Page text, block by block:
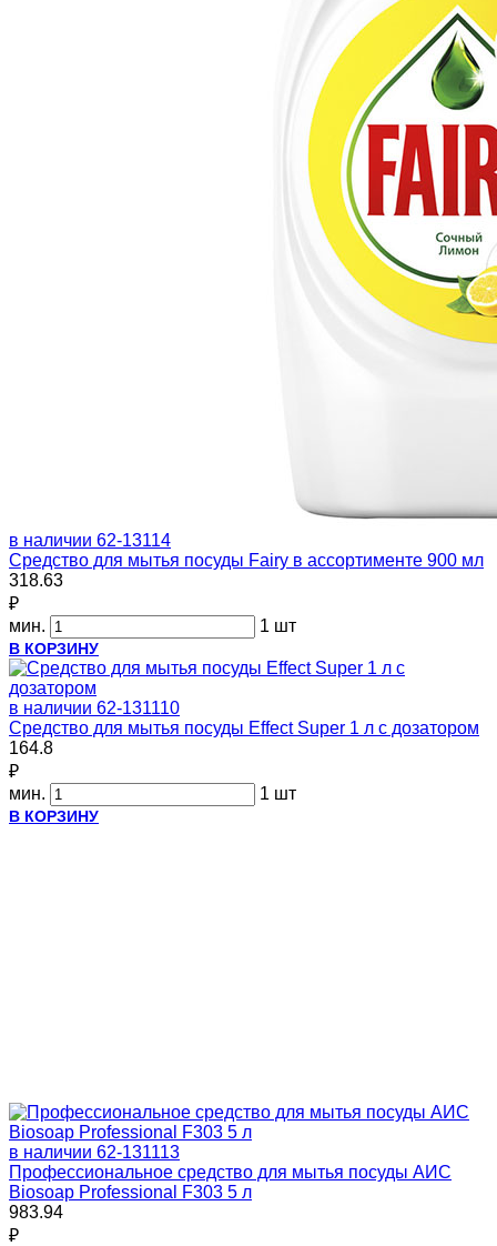
в наличии 62-13114
Средство для мытья посуды Fairy в ассортименте 900 мл
318.63
₽
мин.
1 шт
В КОРЗИНУ
в наличии 62-131110
Средство для мытья посуды Effect Super 1 л с дозатором
164.8
₽
мин.
1 шт
В КОРЗИНУ
в наличии 62-131113
Профессиональное средство для мытья посуды АИС
Biosoap Professional F303 5 л
983.94
₽